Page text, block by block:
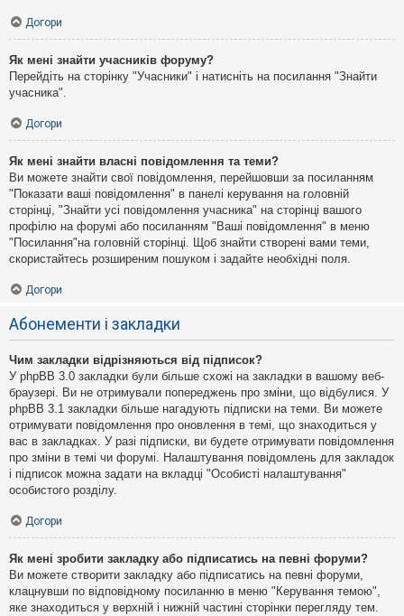
Догори
Як мені знайти учасників форуму?
Перейдіть на сторінку "Учасники" і натисніть на посилання "Знайти
учасника".
Догори
Як мені знайти власні повідомлення та теми?
Ви можете знайти свої повідомлення, перейшовши за посиланням
"Показати ваші повідомлення" в панелі керування на головній
сторінці, "Знайти усі повідомлення учасника" на сторінці вашого
профілю на форумі або посиланням "Ваші повідомлення" в меню
"Посилання"на головній сторінці. Щоб знайти створені вами теми,
скористайтесь розширеним пошуком і задайте необхідні поля.
Догори
Абонементи і закладки
Чим закладки відрізняються від підписок?
У phpBB 3.0 закладки були більше схожі на закладки в вашому веб-
браузері. Ви не отримували попереджень про зміни, що відбулися. У
phpBB 3.1 закладки більше нагадують підписки на теми. Ви можете
отримувати повідомлення про оновлення в темі, що знаходиться у
вас в закладках. У разі підписки, ви будете отримувати повідомлення
про зміни в темі чи форумі. Налаштування повідомлень для закладок
і підписок можна задати на вкладці "Особисті налаштування"
особистого розділу.
Догори
Як мені зробити закладку або підписатись на певні форуми?
Ви можете створити закладку або підписатись на певні форуми,
клацнувши по відповідному посиланню в меню "Керування темою",
яке знаходиться у верхній і нижній частині сторінки перегляду тем.